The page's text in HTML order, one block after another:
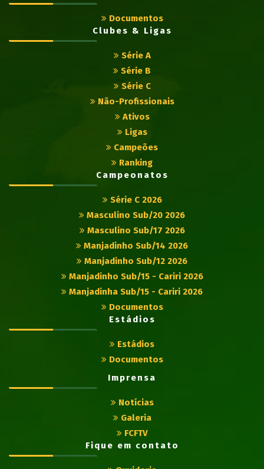
Documentos
Clubes & Ligas
Série A
Série B
Série C
Não-Profissionais
Ativos
Ligas
Campeões
Ranking
Campeonatos
Série C 2026
Masculino Sub/20 2026
Masculino Sub/17 2026
Manjadinho Sub/14 2026
Manjadinho Sub/12 2026
Manjadinho Sub/15 - Cariri 2026
Manjadinha Sub/15 - Cariri 2026
Documentos
Estádios
Estádios
Documentos
Imprensa
Notícias
Galeria
FCFTV
Fique em contato